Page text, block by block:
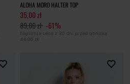
ALOHA MORO HALTER TOP
35,00 zł
89,00 zł -61%
Najniższa cena z 30 dni przed obniżką
44,00 zł